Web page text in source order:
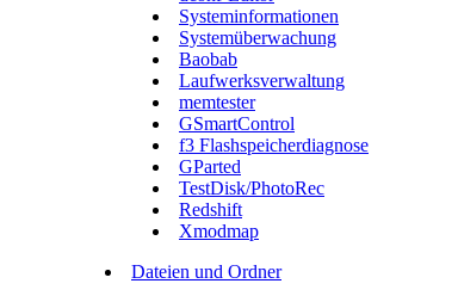
Systeminformationen
Systemüberwachung
Baobab
Laufwerksverwaltung
memtester
GSmartControl
f3 Flashspeicherdiagnose
GParted
TestDisk/PhotoRec
Redshift
Xmodmap
Dateien und Ordner